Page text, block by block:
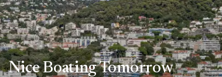
Nice Boating Tomorrow